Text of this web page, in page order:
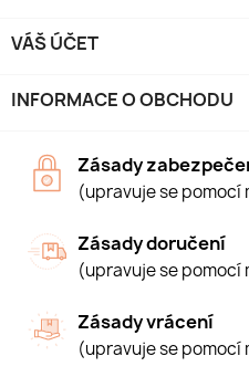
VÁŠ ÚČET
INFORMACE O OBCHODU
Zásady
(upravuje se pomocí
Zásady doručení
(upravuje se pomocí
Zásady vrácení
(upravuje se pomocí